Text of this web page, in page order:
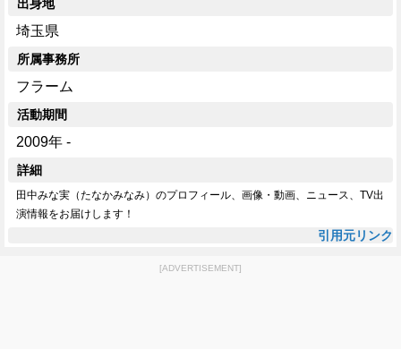
出身地
埼玉県
所属事務所
フラーム
活動期間
2009年 -
詳細
田中みな実（たなかみなみ）のプロフィール、画像・動画、ニュース、TV出
演情報をお届けします！
引用元リンク
[ADVERTISEMENT]